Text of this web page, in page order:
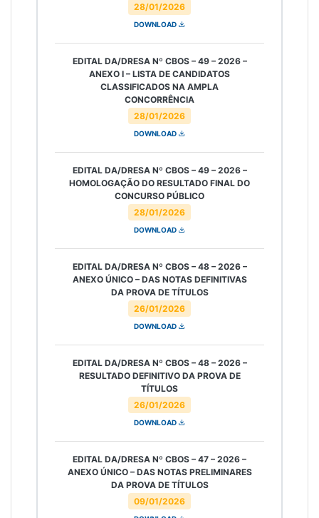
28/01/2026
DOWNLOAD
28/01/2026
EDITAL DA/DRESA Nº CBOS – 49 – 2026 –
ANEXO I – LISTA DE CANDIDATOS
CLASSIFICADOS NA AMPLA
CONCORRÊNCIA
DOWNLOAD
28/01/2026
EDITAL DA/DRESA Nº CBOS – 49 – 2026 –
HOMOLOGAÇÃO DO RESULTADO FINAL DO
CONCURSO PÚBLICO
DOWNLOAD
26/01/2026
EDITAL DA/DRESA Nº CBOS – 48 – 2026 –
ANEXO ÚNICO – DAS NOTAS DEFINITIVAS
DA PROVA DE TÍTULOS
DOWNLOAD
26/01/2026
EDITAL DA/DRESA Nº CBOS – 48 – 2026 –
RESULTADO DEFINITIVO DA PROVA DE
TÍTULOS
DOWNLOAD
09/01/2026
EDITAL DA/DRESA Nº CBOS – 47 – 2026 –
ANEXO ÚNICO – DAS NOTAS PRELIMINARES
DA PROVA DE TÍTULOS